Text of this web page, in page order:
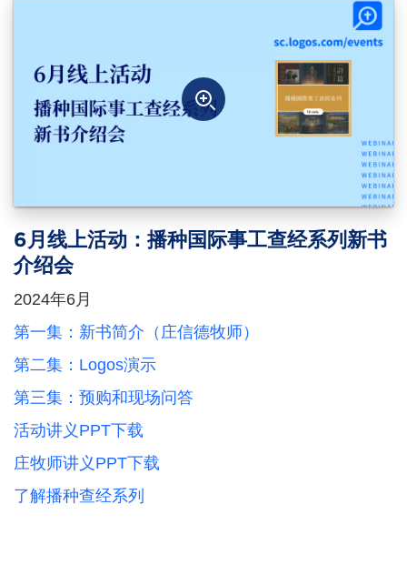
6月线上活动：播种国际事工查经系列新书
介绍会
2024年6月
第一集：新书简介（庄信德牧师）
第二集：Logos演示
第三集：预购和现场问答
活动讲义PPT下载
庄牧师讲义PPT下载
了解播种查经系列